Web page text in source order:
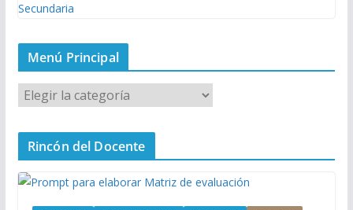
Menú Principal
M
e
n
P
Rincón del Docente